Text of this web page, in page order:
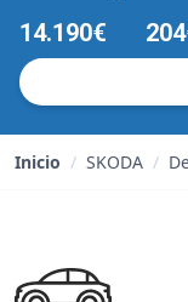
14.190€
Inicio / SKODA /